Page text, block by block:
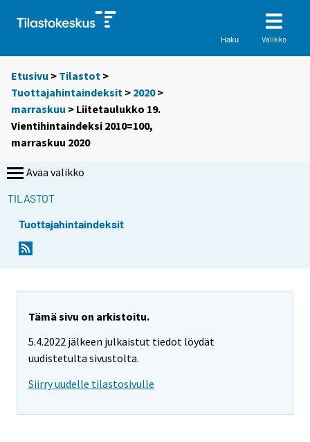
Haku Valikko
Etusivu > Tilastot >
Tuottajahintaindeksit > 2020>
marraskuu > Liitetaulukko 19.
Vientihintaindeksi 2010=100,
marraskuu 2020
Avaa valikko
TILASTOT
Tuottajahintaindeksit
Tämä sivu on arkistoitu.
5.4.2022 jälkeen julkaistut tiedot löydät
uudistetulta sivustolta.
Siirry uudelle tilastosivulle